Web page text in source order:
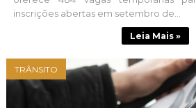
inscrições abertas em setembro de...
Leia Mais »
TRÂNSITO